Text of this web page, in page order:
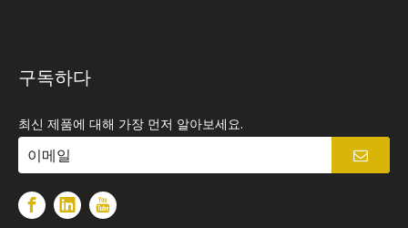
구독하다
최신 제품에 대해 가장 먼저 알아보세요.